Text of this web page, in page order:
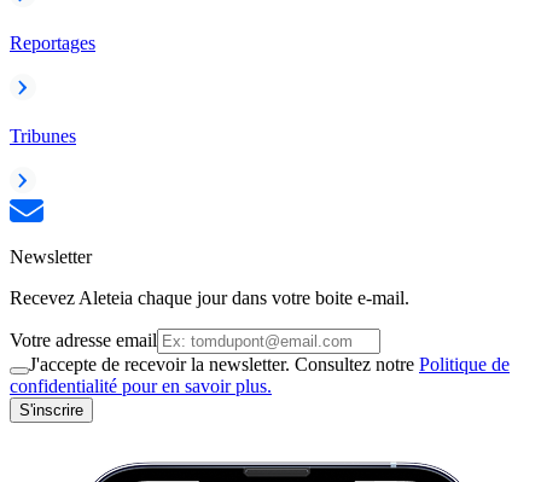
Reportages
Tribunes
Newsletter
Recevez Aleteia chaque jour dans votre boite e-mail.
Votre adresse email
J'accepte de recevoir la newsletter. Consultez notre Politique de
confidentialité pour en savoir plus.
S'inscrire